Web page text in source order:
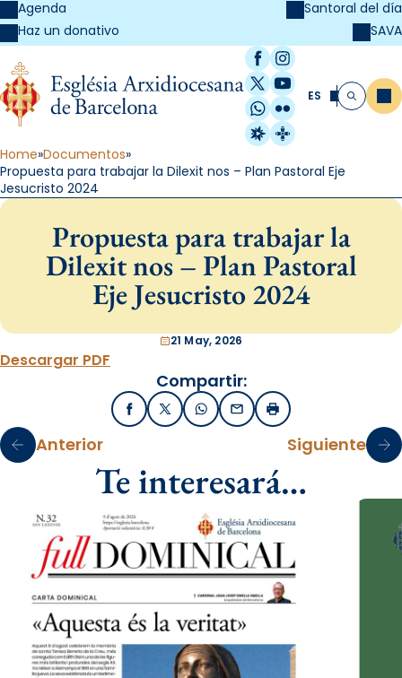
Agenda
Haz un donativo
Santoral del día
SAVA
Facebook
Instagram
X / Twitter
YouTube
WhatsApp
Flickr
Radio Estel
Catalunya
ES Buscar
Home Documentos
Propuesta para trabajar la Dilexit nos – Plan Pastoral Eje
Jesucristo 2024
Propuesta para trabajar la
Dilexit nos – Plan Pastoral
Eje Jesucristo 2024
21 May, 2026
Descargar PDF
Compartir:
FacebookX / TwitterWhatsApp
EmailImprimir
Anterior Siguiente
Te interesará…